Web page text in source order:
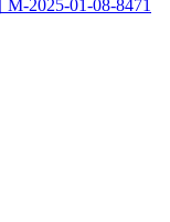
M-2025-01-08-8471